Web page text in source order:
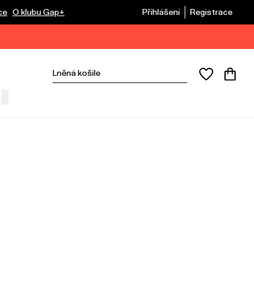
O klubu Gap+ Přihlášení Registrace